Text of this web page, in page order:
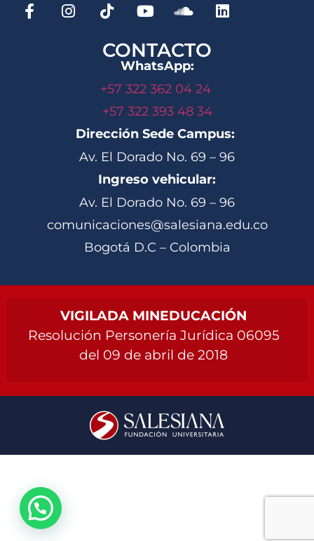
CONTACTO
WhatsApp:
+57 322 362 04 24
+57 322 393 48 34
Dirección Sede Campus:
Av. El Dorado No. 69 – 96
Ingreso vehicular:
Av. El Dorado No. 69 – 96
comunicaciones@salesiana.edu.co
Bogotá D.C – Colombia
VIGILADA MINEDUCACIÓN
Resolución Personería Jurídica 06095
del 09 de abril de 2018